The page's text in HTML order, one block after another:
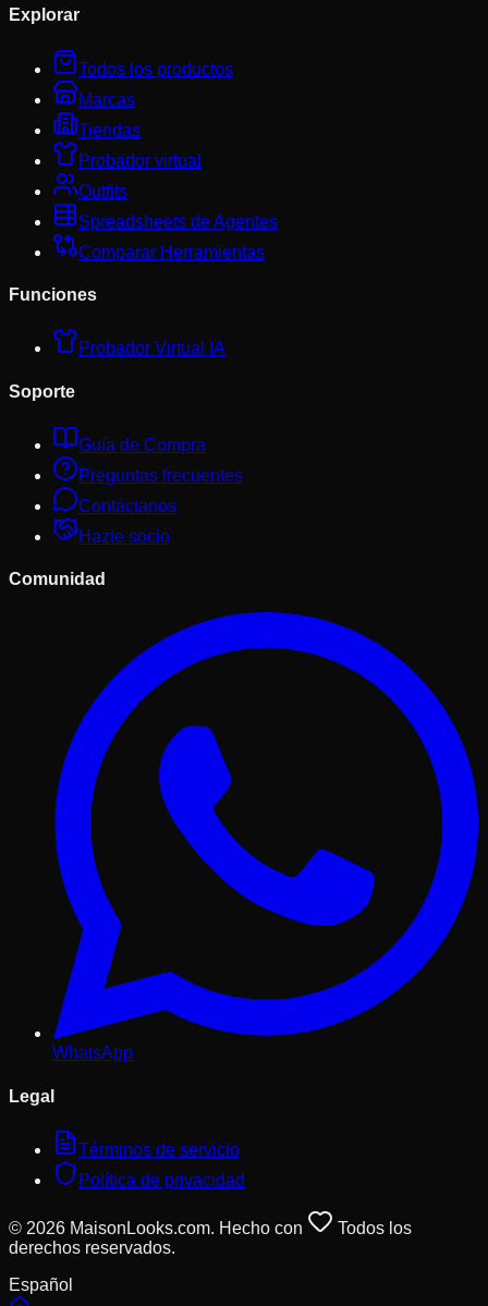
Explorar
Todos los productos
Marcas
Tiendas
Probador virtual
Outfits
Spreadsheets de Agentes
Comparar Herramientas
Funciones
Probador Virtual IA
Soporte
Guía de Compra
Preguntas frecuentes
Contáctanos
Hazte socio
Comunidad
WhatsApp
Legal
Términos de servicio
Política de privacidad
© 2026 MaisonLooks.com. Hecho con
Todos los
derechos reservados.
Español